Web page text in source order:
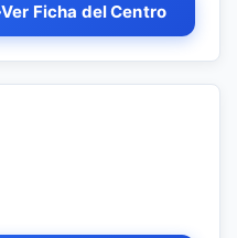
Ver Ficha del Centro